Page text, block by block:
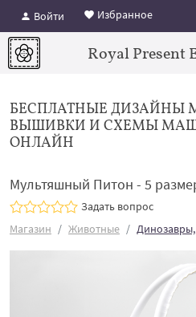
Войти Избранное
Royal Present
БЕСПЛАТНЫЕ
ВЫШИВКИ И СХЕМЫ
ОНЛАЙН
Мультяшный Питон - 5
Задать вопрос
Магазин
Животные